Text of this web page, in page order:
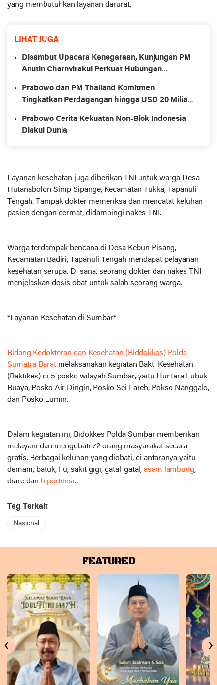
yang membutuhkan layanan darurat.
LIHAT JUGA
Disambut Upacara Kenegaraan, Kunjungan PM
Anutin Charnvirakul Perkuat Hubungan
Prabowo dan PM Thailand Komitmen
Tingkatkan Perdagangan hingga USD 20 Miliar
Prabowo Cerita Kekuatan Non-Blok Indonesia
Diakui Dunia
Layanan kesehatan juga diberikan TNI untuk warga Desa
Hutanabolon Simp Sipange, Kecamatan Tukka, Tapanuli
Tengah. Tampak dokter memeriksa dan mencatat keluhan
pasien dengan cermat, didampingi nakes TNI.
Warga terdampak bencana di Desa Kebun Pisang,
Kecamatan Badiri, Tapanuli Tengah mendapat pelayanan
kesehatan serupa. Di sana, seorang dokter dan nakes TNI
menjelaskan dosis obat untuk salah seorang warga.
*Layanan Kesehatan di Sumbar*
Bidang Kedokteran dan Kesehatan (Biddokkes) Polda
Sumatra Barat melaksanakan kegiatan Bakti Kesehatan
(Baktikes) di 5 posko wilayah Sumbar, yaitu Huntara Lubuk
Buaya, Posko Air Dingin, Posko Sei Lareh, Pokso Nanggalo,
dan Posko Lumin.
Dalam kegiatan ini, Bidokkes Polda Sumbar memberikan
melayani dan mengobati 72 orang masyarakat secara
gratis. Berbagai keluhan yang diobati, di antaranya yaitu
demam, batuk, flu, sakit gigi, gatal-gatal, asam lambung,
diare dan hipertensi.
Tag Terkait
Nasional
FEATURED
‹ ›